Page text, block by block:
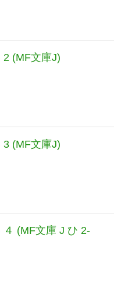
(MF文庫J)
(MF文庫J)
(MF文庫 J ひ 2-